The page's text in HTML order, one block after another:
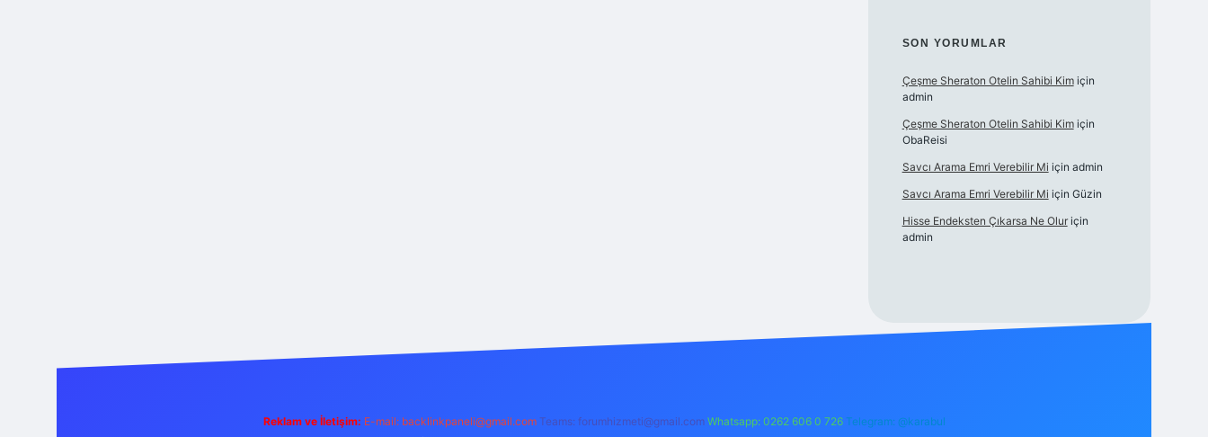
SON YORUMLAR
Çeşme Sheraton Otelin Sahibi Kimiçin
admin
Çeşme Sheraton Otelin Sahibi Kimiçin
ObaReisi
Savcı Arama Emri Verebilir Mi için admin
Savcı Arama Emri Verebilir Mi için Güzin
Hisse Endeksten Çıkarsa Ne Oluriçin
admin
Reklam ve İletişim: E-mail: backlinkpaneli@gmail.com Teams: forumhizmeti@gmail.com Whatsapp: 0262 606 0 726 Telegram: @karabul